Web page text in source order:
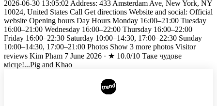
2026-06-30 13:05:02 Address: 433 Amsterdam Ave, New York, NY
10024, United States Call Get directions Website and social: Official
website Opening hours Day Hours Monday 16:00–21:00 Tuesday
16:00–21:00 Wednesday 16:00–22:00 Thursday 16:00–22:00
Friday 16:00–22:30 Saturday 10:00–14:30, 17:00–22:30 Sunday
10:00–14:30, 17:00–21:00 Photos Show 3 more photos Visitor
reviews Kim Pham 7 June 2026 · ★ 10.0/10 Таке чудове
місце!...Pig and Khao